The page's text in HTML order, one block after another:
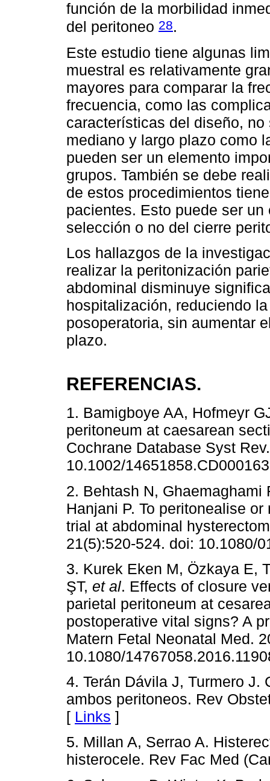
función de la morbilidad
del peritoneo 28.
Este estudio tiene algunas
muestral es relativamente
mayores para comparar la
frecuencia, como las
características del diseño,
mediano y largo plazo como
pueden ser un elemento
grupos. También se debe
de estos procedimientos
pacientes. Esto puede ser
selección o no del cierre
Los hallazgos de la
realizar la peritonización
abdominal disminuye
hospitalización, reduciendo
posoperatoria, sin aumentar
plazo.
REFERENCIAS.
1. Bamigboye AA, Hofmeyr
peritoneum at caesarean
Cochrane Database Syst
10.1002/
2. Behtash N, Ghaemaghami
Hanjani P. To peritonealise
trial at abdominal
21(5):520-524. doi: 10.1080/
3. Kurek Eken M, Özkaya E,
ŞT, et al. Effects of closure
parietal peritoneum at
postoperative vital signs? A
Matern Fetal Neonatal Med.
10.1080/
4. Terán Dávila J, Turmero J.
ambos peritoneos. Rev
[ Links ]
5. Millan A, Serrao A.
histerocele. Rev Fac Med